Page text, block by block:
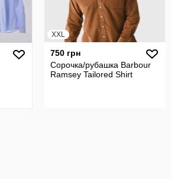
XXL
750 грн
Сорочка/рубашка Barbour
Ramsey Tailored Shirt